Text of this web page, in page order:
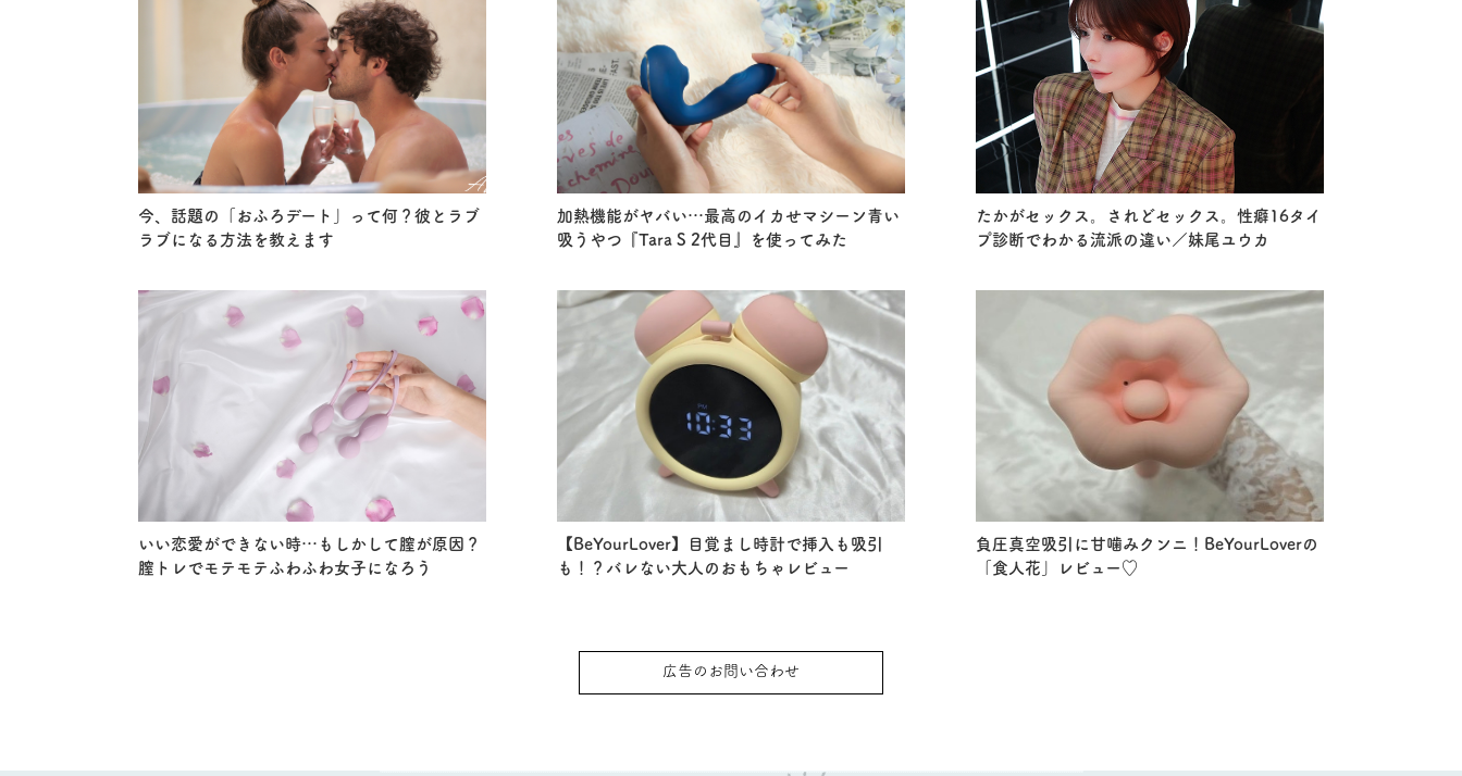
今、話題の「おふろデート」って何？彼とラブ
ラブになる方法を教えます
加熱機能がヤバい…最高のイカせマシーン青い
吸うやつ『Tara S 2代目』を使ってみた
たかがセックス。されどセックス。性癖16タイ
プ診断でわかる流派の違い／妹尾ユウカ
いい恋愛ができない時…もしかして膣が原因？
膣トレでモテモテふわふわ女子になろう
【BeYourLover】目覚まし時計で挿入も吸引
も！？バレない大人のおもちゃレビュー
負圧真空吸引に甘噛みクンニ！BeYourLoverの
「食人花」レビュー♡
広告のお問い合わせ